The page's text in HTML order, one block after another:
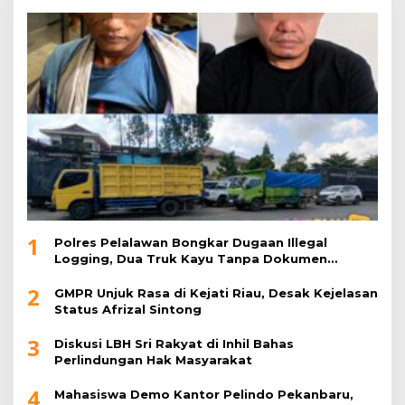
1
Polres Pelalawan Bongkar Dugaan Illegal
Logging, Dua Truk Kayu Tanpa Dokumen
2
GMPR Unjuk Rasa di Kejati Riau, Desak Kejelasan
Status Afrizal Sintong
3
Diskusi LBH Sri Rakyat di Inhil Bahas
Perlindungan Hak Masyarakat
4
Mahasiswa Demo Kantor Pelindo Pekanbaru,